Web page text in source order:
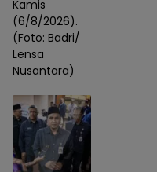
Kamis
(6/8/2026).
(Foto: Badri/
Lensa
Nusantara)